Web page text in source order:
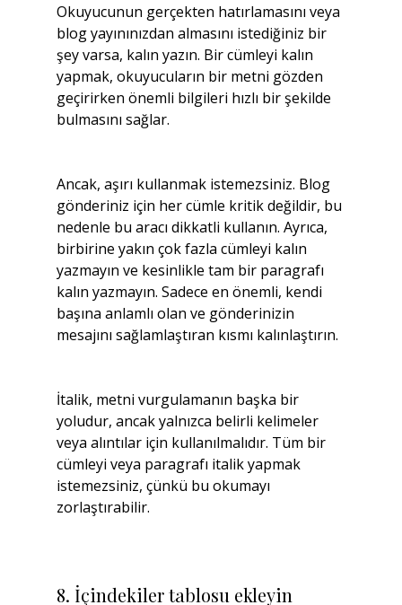
Okuyucunun gerçekten hatırlamasını veya
blog yayınınızdan almasını istediğiniz bir
şey varsa, kalın yazın. Bir cümleyi kalın
yapmak, okuyucuların bir metni gözden
geçirirken önemli bilgileri hızlı bir şekilde
bulmasını sağlar.
Ancak, aşırı kullanmak istemezsiniz. Blog
gönderiniz için her cümle kritik değildir, bu
nedenle bu aracı dikkatli kullanın. Ayrıca,
birbirine yakın çok fazla cümleyi kalın
yazmayın ve kesinlikle tam bir paragrafı
kalın yazmayın. Sadece en önemli, kendi
başına anlamlı olan ve gönderinizin
mesajını sağlamlaştıran kısmı kalınlaştırın.
İtalik, metni vurgulamanın başka bir
yoludur, ancak yalnızca belirli kelimeler
veya alıntılar için kullanılmalıdır. Tüm bir
cümleyi veya paragrafı italik yapmak
istemezsiniz, çünkü bu okumayı
zorlaştırabilir.
8. İçindekiler tablosu ekleyin